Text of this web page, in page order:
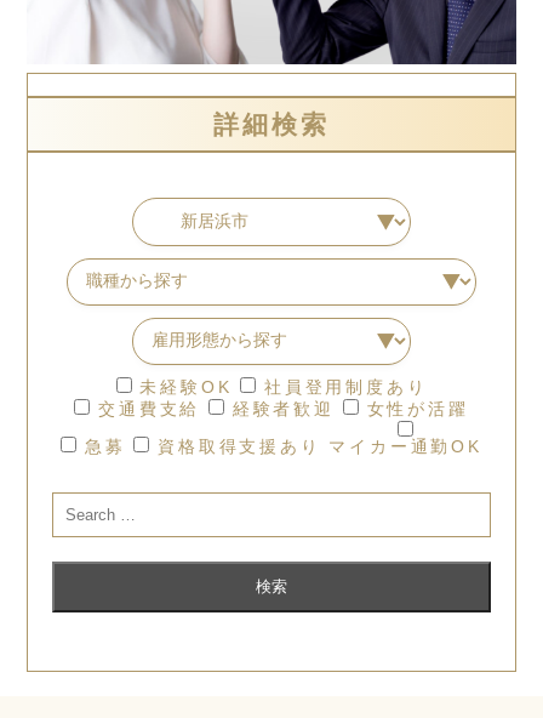
詳細検索
未経験OK
社員登用制度あり
交通費支給
経験者歓迎
女性が活躍
急募
資格取得支援あり マイカー通勤OK